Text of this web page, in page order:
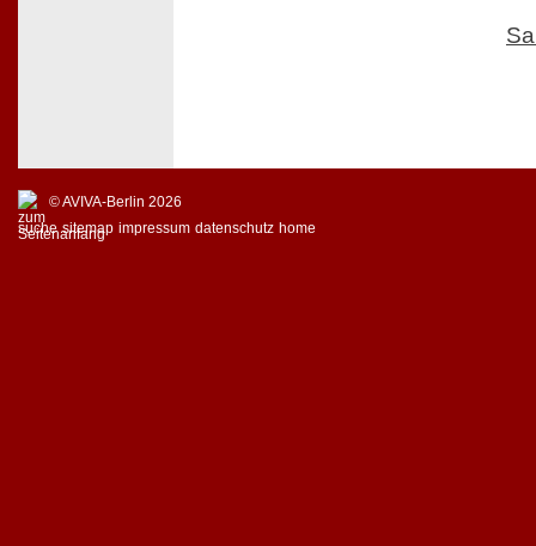
© AVIVA-Berlin 2026
suche sitemap impressum datenschutz home